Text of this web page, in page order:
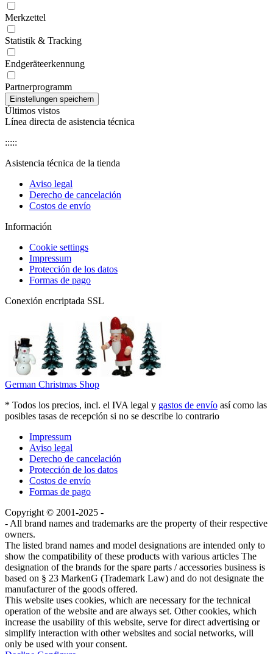
Merkzettel
Statistik & Tracking
Endgeräteerkennung
Partnerprogramm
Últimos vistos
Línea directa de asistencia técnica
:::::
Asistencia técnica de la tienda
Aviso legal
Derecho de cancelación
Costos de envío
Información
Cookie settings
Impressum
Protección de los datos
Formas de pago
Conexión encriptada SSL
German Christmas Shop
* Todos los precios, incl. el IVA legal y gastos de envío así como las
posibles tasas de recepción si no se describe lo contrario
Impressum
Aviso legal
Derecho de cancelación
Protección de los datos
Costos de envío
Formas de pago
Copyright © 2001-2025 -
- All brand names and trademarks are the property of their respective
owners.
The listed brand names and model designations are intended only to
show the compatibility of these products with various articles The
designation of the brands for the spare parts / accessories business is
based on § 23 MarkenG (Trademark Law) and do not designate the
manufacturer of the goods offered.
This website uses cookies, which are necessary for the technical
operation of the website and are always set. Other cookies, which
increase the usability of this website, serve for direct advertising or
simplify interaction with other websites and social networks, will
only be used with your consent.